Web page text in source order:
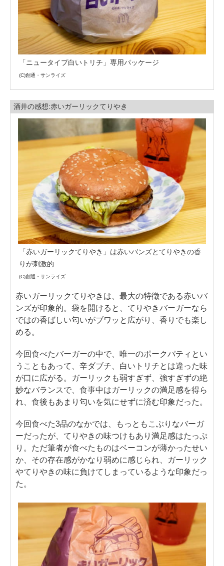
「ニュータイプ白いトリチ」専用パッケージ
(C)創通・サンライズ
酒井の感想:赤いガーリックてりやき
「赤いガーリックてりやき」は赤いバンズとてりやきの香
りが刺激的
(C)創通・サンライズ
赤いガーリックてりやきは、最大の特徴である赤いバ
ンズが印象的。袋を開けると、てりやきバーガーなら
ではの香ばしい匂いがブワッと広がり、香りでも楽し
める。
今回食べたバーガーの中で、唯一のポークパティとい
うこともあって、辛ダブチ、白いトリチとは違った味
が口に広がる。ガーリックも弱すぎず、強すぎずの絶
妙なバランスで、食事中はガーリックの満足感を得ら
れ、食後もあまり匂いを気にせずに済む印象だった。
今回食べた3品のなかでは、もっともこぶりなバーガ
ーだったが、てりやきの味つけもあり満足感はたっぷ
り。ただ筆者が食べたものはベーコンが薄かったせい
か、その存在感がかなり弱めに感じられ、ガーリック
やてりやきの味に負けてしまっているような印象だっ
た。